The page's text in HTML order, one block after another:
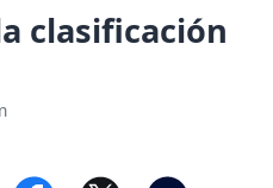
clasificación